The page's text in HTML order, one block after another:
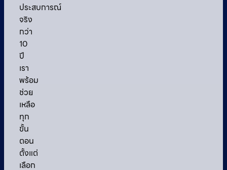
ประสบการณ์
จริง
กว่า
10
ปี
เรา
พร้อม
ช่วย
เหลือ
ทุก
ขั้น
ตอน
ตั้งแต่
เลือก